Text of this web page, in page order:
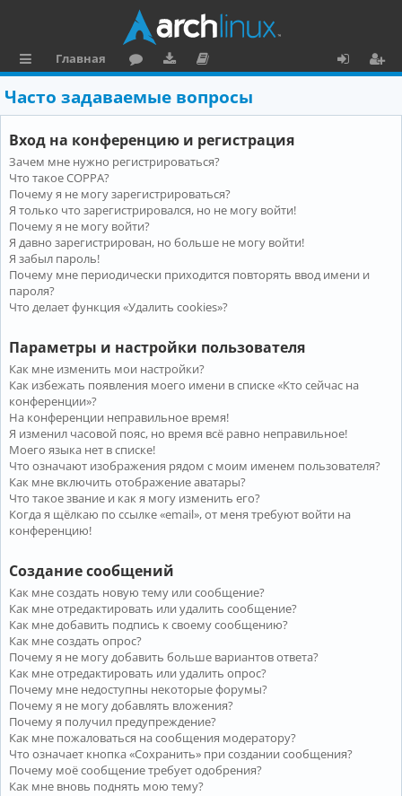
ы
л
к
и
Главная
ру
м
ру
зк
и
ку
м
е
н
та
ц
и
я
о
и
Часто задаваемые вопросы
Вход на конференцию и регистрация
Зачем мне нужно регистрироваться?
Что такое COPPA?
Почему я не могу зарегистрироваться?
Я только что зарегистрировался, но не могу войти!
Почему я не могу войти?
Я давно зарегистрирован, но больше не могу войти!
Я забыл пароль!
Почему мне периодически приходится повторять ввод имени и
пароля?
Что делает функция «Удалить cookies»?
Параметры и настройки пользователя
Как мне изменить мои настройки?
Как избежать появления моего имени в списке «Кто сейчас на
конференции»?
На конференции неправильное время!
Я изменил часовой пояс, но время всё равно неправильное!
Моего языка нет в списке!
Что означают изображения рядом с моим именем пользователя?
Как мне включить отображение аватары?
Что такое звание и как я могу изменить его?
Когда я щёлкаю по ссылке «email», от меня требуют войти на
конференцию!
Создание сообщений
Как мне создать новую тему или сообщение?
Как мне отредактировать или удалить сообщение?
Как мне добавить подпись к своему сообщению?
Как мне создать опрос?
Почему я не могу добавить больше вариантов ответа?
Как мне отредактировать или удалить опрос?
Почему мне недоступны некоторые форумы?
Почему я не могу добавлять вложения?
Почему я получил предупреждение?
Как мне пожаловаться на сообщения модератору?
Что означает кнопка «Сохранить» при создании сообщения?
Почему моё сообщение требует одобрения?
Как мне вновь поднять мою тему?